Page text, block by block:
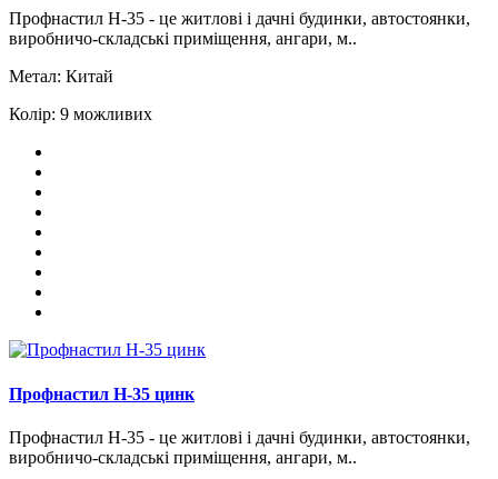
Профнастил Н-35 - це житлові і дачні будинки, автостоянки,
виробничо-складські приміщення, ангари, м..
Метал: Китай
Колір: 9 можливих
Профнастил H-35 цинк
Профнастил Н-35 - це житлові і дачні будинки, автостоянки,
виробничо-складські приміщення, ангари, м..